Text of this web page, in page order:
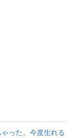
った。今度生れる